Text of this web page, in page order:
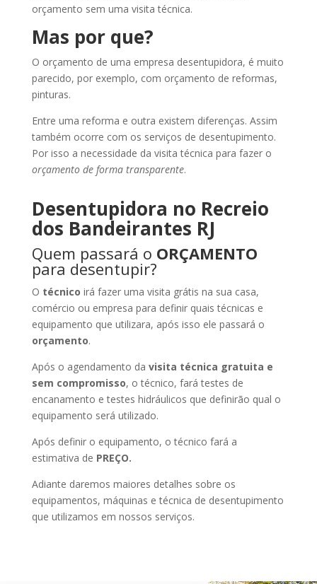
orçamento sem uma visita técnica.
Mas por que?
O orçamento de uma empresa desentupidora, é muito
parecido, por exemplo, com orçamento de reformas,
pinturas.
Entre uma reforma e outra existem diferenças. Assim
também ocorre com os serviços de desentupimento.
Por isso a necessidade da visita técnica para fazer o
orçamento de forma transparente.
Desentupidora no Recreio
dos Bandeirantes RJ
Quem passará o ORÇAMENTO
para desentupir?
O técnico irá fazer uma visita grátis na sua casa,
comércio ou empresa para definir quais técnicas e
equipamento que utilizara, após isso ele passará o
orçamento.
Após o agendamento da visita técnica gratuita e
sem compromisso, o técnico, fará testes de
encanamento e testes hidráulicos que definirão qual o
equipamento será utilizado.
Após definir o equipamento, o técnico fará a
estimativa de PREÇO.
Adiante daremos maiores detalhes sobre os
equipamentos, máquinas e técnica de desentupimento
que utilizamos em nossos serviços.